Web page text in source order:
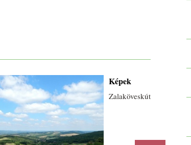
Képek
Zalaköveskút